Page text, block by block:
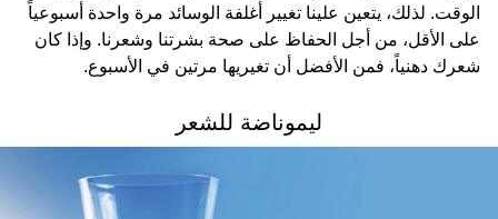
الوقت. لذلك، يتعين علينا تغيير أغلفة الوسائد مرة واحدة أسبوعياً
على الأقل، من أجل الحفاظ على صحة بشرتنا وشعرنا. وإذا كان
شعرك دهنياً، فمن الأفضل أن تغيريها مرتين في الأسبوع.
ليموناضة للشعر